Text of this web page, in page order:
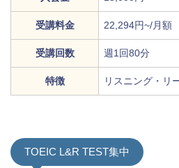
受講料金 22,294円~/月額
受講回数 週1回80分
特徴 リスニング・リ
TOEIC L&R TEST集中